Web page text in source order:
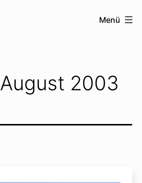
Menü
August 2003